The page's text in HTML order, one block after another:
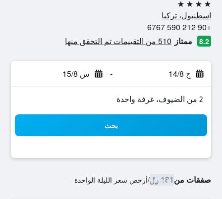
4 نجوم
اسطنبول، تركيا
+90 212 590 6767
8.2 ممتاز 510 من التقييمات تم التحقق منها
ج 14/8 - س 15/8
2 من الضيوف، غرفة واحدة
بحث
صفقات من181 ﷼ /أرخص سعر الليلة الواحدة